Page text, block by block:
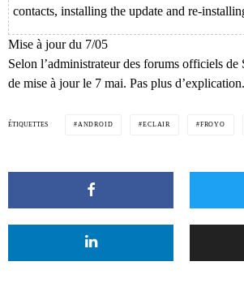
contacts, installing the update and re-
Mise à jour du 7/05
Selon l’administrateur des forums officiels de
de mise à jour le 7 mai. Pas plus d’explication.
ÉTIQUETTES ANDROID ECLAIR FROYO